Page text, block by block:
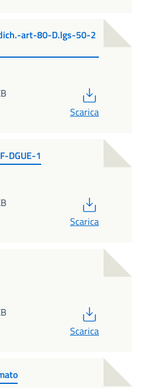
art-80-D.lgs-50-2
Scarica
DGUE-1
Scarica
Scarica